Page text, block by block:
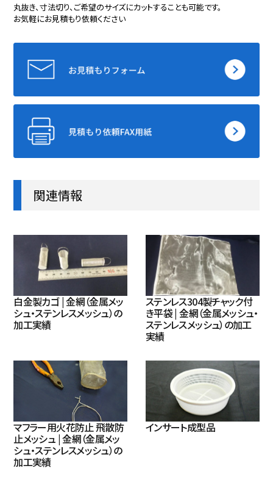
丸抜き、寸法切り、ご希望のサイズにカットすることも可能です。
お気軽にお見積もり依頼ください
関連情報
白金製カゴ | 金網（金属メッ
シュ・ステンレスメッシュ）の
加工実績
ステンレス304製チャック付
き平袋 | 金網（金属メッシュ・
ステンレスメッシュ）の加工
実績
マフラー用火花防止 飛散防
止メッシュ | 金網（金属メッ
シュ・ステンレスメッシュ）の
加工実績
インサート成型品